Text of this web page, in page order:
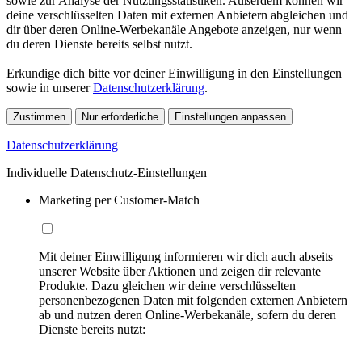
deine verschlüsselten Daten mit externen Anbietern abgleichen und
dir über deren Online-Werbekanäle Angebote anzeigen, nur wenn
du deren Dienste bereits selbst nutzt.
Erkundige dich bitte vor deiner Einwilligung in den Einstellungen
sowie in unsererDatenschutzerklärung.
Zustimmen Nur erforderliche Einstellungen anpassen
Datenschutzerklärung
Individuelle Datenschutz-Einstellungen
Marketing per Customer-Match
Mit deiner Einwilligung informieren wir dich auch abseits
unserer Website über Aktionen und zeigen dir relevante
Produkte. Dazu gleichen wir deine verschlüsselten
personenbezogenen Daten mit folgenden externen Anbietern
ab und nutzen deren Online-Werbekanäle, sofern du deren
Dienste bereits nutzt: